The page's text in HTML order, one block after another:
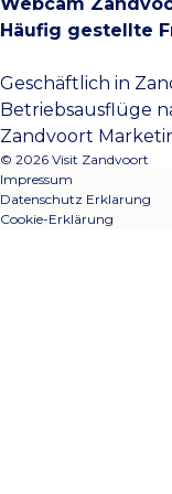
Häufig gestellte
Geschäftlich in
Betriebsausflüge
Zandvoort
© 2026 Visit Zandvoort
Impressum
Datenschutz Erklarung
Cookie-Erklärung